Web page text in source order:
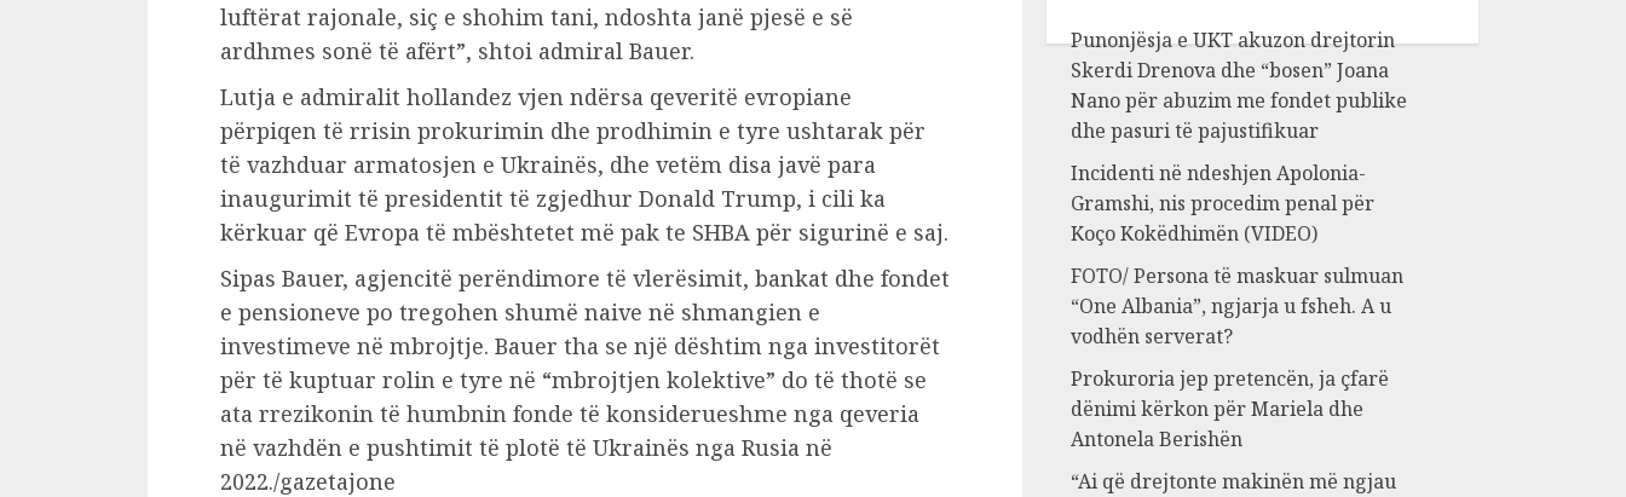
luftërat rajonale, siç e shohim tani, ndoshta janë pjesë e së
ardhmes sonë të afërt”, shtoi admiral Bauer.
Lutja e admiralit hollandez vjen ndërsa qeveritë evropiane
përpiqen të rrisin prokurimin dhe prodhimin e tyre ushtarak për
të vazhduar armatosjen e Ukrainës, dhe vetëm disa javë para
inaugurimit të presidentit të zgjedhur Donald Trump, i cili ka
kërkuar që Evropa të mbështetet më pak te SHBA për sigurinë e saj.
Sipas Bauer, agjencitë perëndimore të vlerësimit, bankat dhe fondet
e pensioneve po tregohen shumë naive në shmangien e
investimeve në mbrojtje. Bauer tha se një dështim nga investitorët
për të kuptuar rolin e tyre në “mbrojtjen kolektive” do të thotë se
ata rrezikonin të humbnin fonde të konsiderueshme nga qeveria
në vazhdën e pushtimit të plotë të Ukrainës nga Rusia në
2022./gazetajone
Punonjësja e UKT akuzon drejtorin
Skerdi Drenova dhe “bosen” Joana
Nano për abuzim me fondet publike
dhe pasuri të pajustifikuar
Incidenti në ndeshjen Apolonia-
Gramshi, nis procedim penal për
Koço Kokëdhimën (VIDEO)
FOTO/ Persona të maskuar sulmuan
“One Albania”, ngjarja u fsheh. A u
vodhën serverat?
Prokuroria jep pretencën, ja çfarë
dënimi kërkon për Mariela dhe
Antonela Berishën
“Ai që drejtonte makinën më ngjau